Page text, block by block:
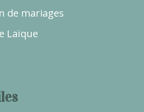
de mariages
Laïque